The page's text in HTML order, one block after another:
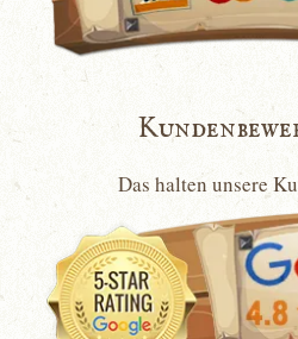
Das halten unsere